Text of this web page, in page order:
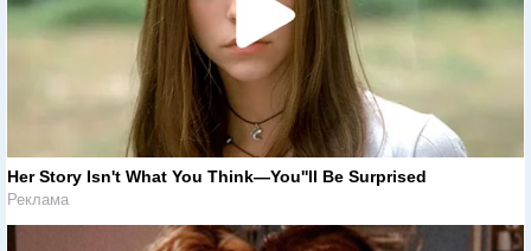
Her Story Isn't What You Think—You''ll Be Surprised
Реклама